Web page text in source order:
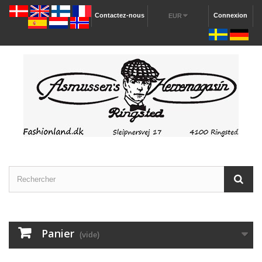
Connexion
EUR
Contactez-nous
Panier (vide)